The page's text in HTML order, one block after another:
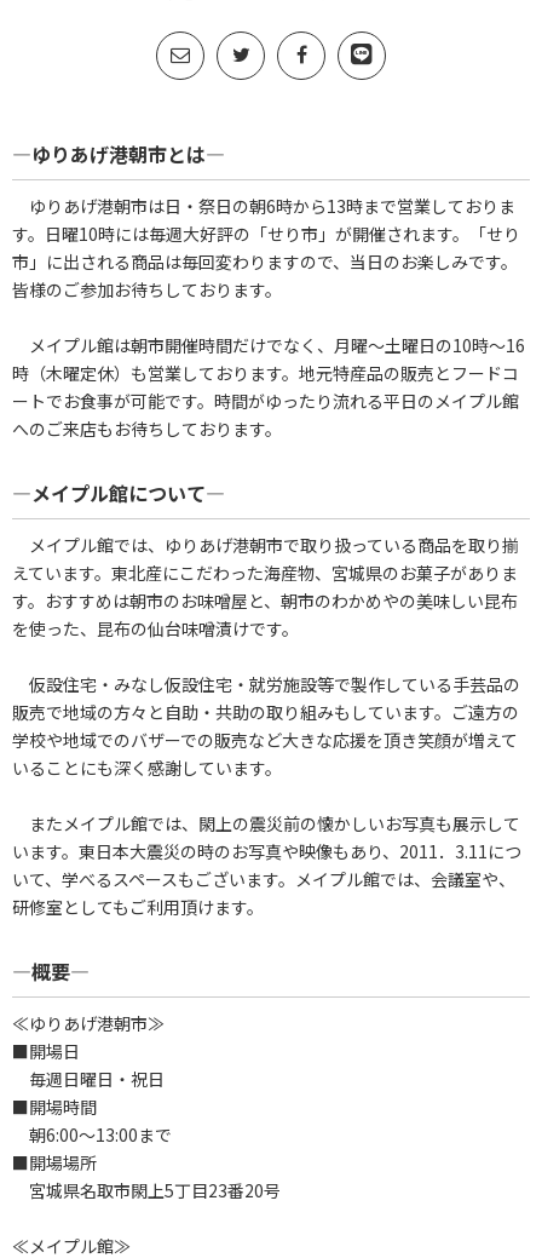
―ゆりあげ港朝市とは―
ゆりあげ港朝市は日・祭日の朝6時から13時まで営業しておりま
す。日曜10時には毎週大好評の「せり市」が開催されます。「せり
市」に出される商品は毎回変わりますので、当日のお楽しみです。
皆様のご参加お待ちしております。
メイプル館は朝市開催時間だけでなく、月曜～土曜日の10時～16
時（木曜定休）も営業しております。地元特産品の販売とフードコ
ートでお食事が可能です。時間がゆったり流れる平日のメイプル館
へのご来店もお待ちしております。
―メイプル館について―
メイプル館では、ゆりあげ港朝市で取り扱っている商品を取り揃
えています。東北産にこだわった海産物、宮城県のお菓子がありま
す。おすすめは朝市のお味噌屋と、朝市のわかめやの美味しい昆布
を使った、昆布の仙台味噌漬けです。
仮設住宅・みなし仮設住宅・就労施設等で製作している手芸品の
販売で地域の方々と自助・共助の取り組みもしています。ご遠方の
学校や地域でのバザーでの販売など大きな応援を頂き笑顔が増えて
いることにも深く感謝しています。
またメイプル館では、閖上の震災前の懐かしいお写真も展示して
います。東日本大震災の時のお写真や映像もあり、2011．3.11につ
いて、学べるスペースもございます。メイプル館では、会議室や、
研修室としてもご利用頂けます。
―概要―
≪ゆりあげ港朝市≫
■開場日
毎週日曜日・祝日
■開場時間
朝6:00～13:00まで
■開場場所
宮城県名取市閖上5丁目23番20号
≪メイプル館≫